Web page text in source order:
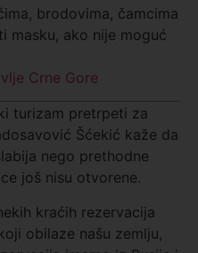
brodovima, čamcima
masku, ako nije moguć
Crne Gore
turizam pretrpeti za
Šćekić kaže da
nego prethodne
još nisu otvorene.
kraćih rezervacija
obilaze našu zemlju,